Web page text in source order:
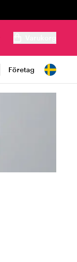
Företag